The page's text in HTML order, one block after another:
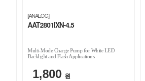
[ANALOG]
AAT2801IXN-4.5
Multi-Mode Charge Pump for White LED
Backlight and Flash Applications
1,800 원